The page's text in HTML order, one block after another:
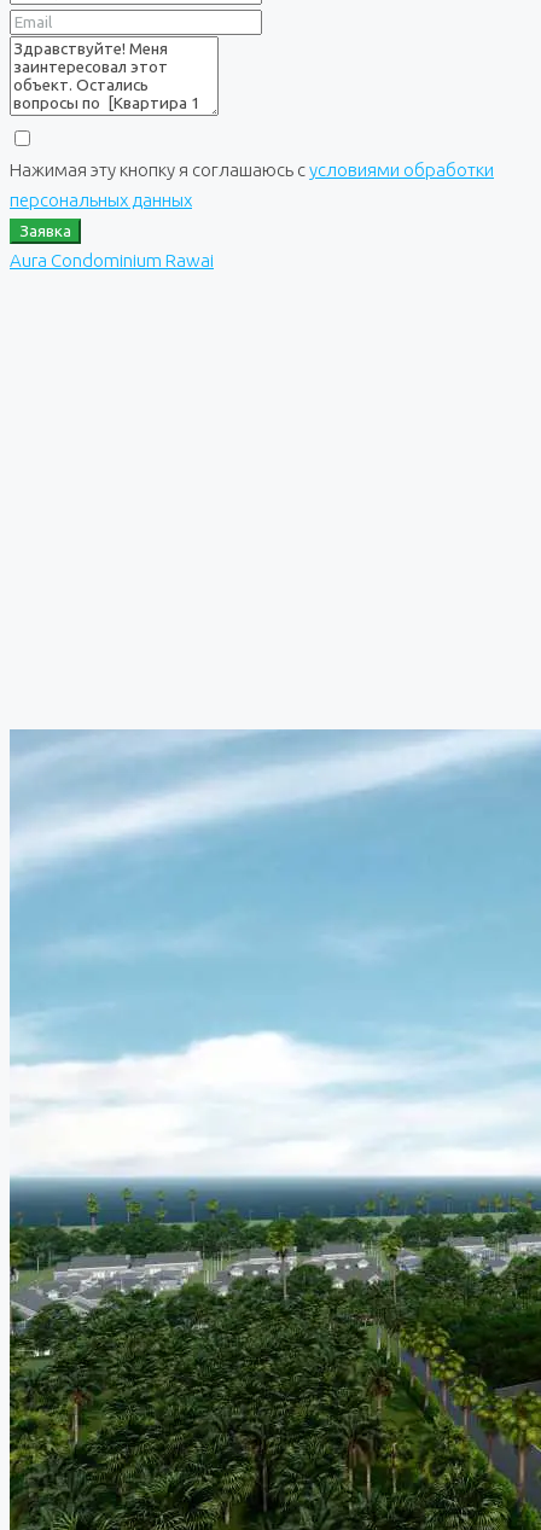
Нажимая эту кнопку я соглашаюсь сусловиями обработки
персональных данных
Заявка
Aura Condominium Rawai